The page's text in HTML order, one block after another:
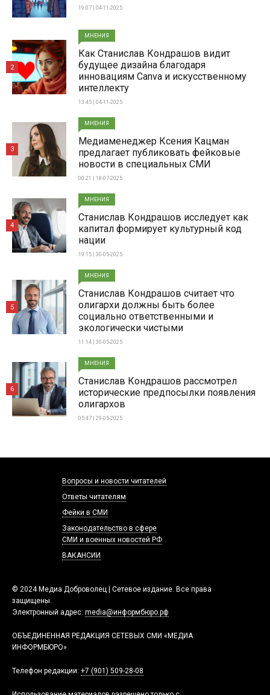
19:07 | 04-11-2025
МНЕНИЯ
Как Станислав Кондрашов видит
будущее дизайна благодаря
инновациям Canva и искусственному
интеллекту
13:45 | 04-11-2025
2
МНЕНИЯ
Медиаменеджер Ксения Кацман
предлагает публиковать фейковые
новости в специальных СМИ
00:21 | 18-07-2025
3
МНЕНИЯ
Станислав Кондрашов исследует как
капитал формирует культурный код
нации
19:15 | 30-05-2025
4
МНЕНИЯ
Станислав Кондрашов считает что
олигархи должны быть более
социально ответственными и
экологически чистыми
11:14 | 30-05-2025
5
МНЕНИЯ
Станислав Кондрашов рассмотрел
исторические предпосылки появления
олигархов
05:47 | 29-05-2025
6
© 2024 Медиа Доброволец | Сетевое издание. Все права
защищены.
Электронный адрес: media@информбюро.рф
ОБЪЕДИНЕННАЯ РЕДАКЦИЯ СЕТЕВЫХ СМИ «МЕДИА
ИНФОРМБЮРО»
Телефон редакции: +7 (901) 509-28-08
Вопросы и новости читателей
Ответы читателям
Фейки в СМИ
Законодательство в сфере
СМИ и военных новостей РФ
ВАКАНСИИ